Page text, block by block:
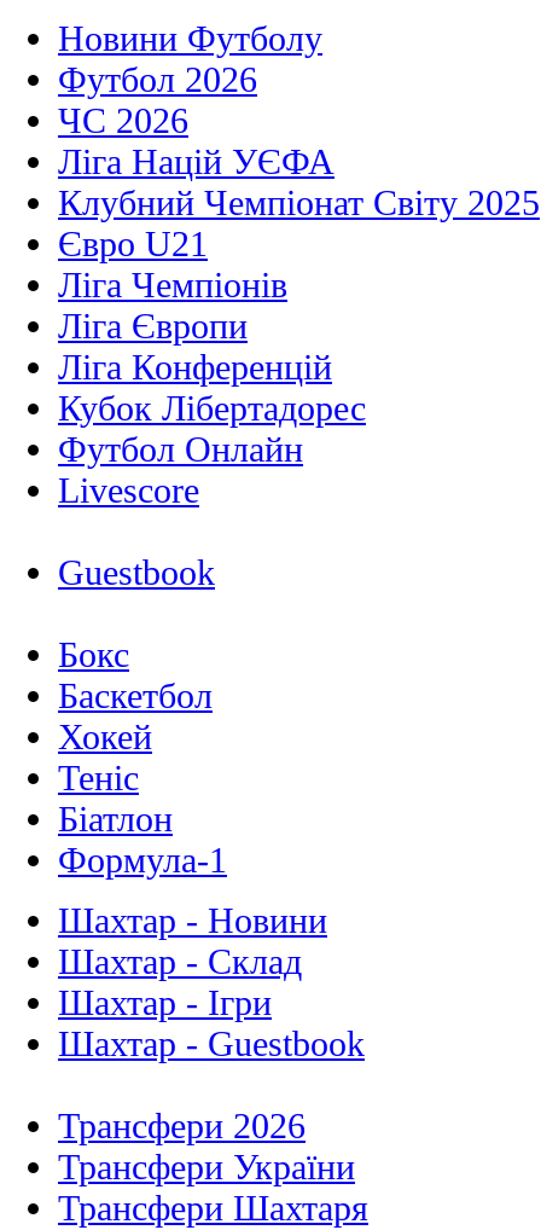
Новини Футболу
Футбол 2026
ЧС 2026
Ліга Націй УЄФА
Клубний Чемпіонат Світу 2025
Євро U21
Ліга Чемпіонів
Ліга Європи
Ліга Конференцій
Кубок Лібертадорес
Футбол Онлайн
Livescore
Guestbook
Бокс
Баскетбол
Хокей
Теніс
Біатлон
Формула-1
Шахтар - Новини
Шахтар - Склад
Шахтар - Ігри
Шахтар - Guestbook
Трансфери 2026
Трансфери України
Трансфери Шахтаря